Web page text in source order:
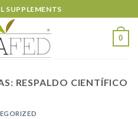
SUPPLEMENTS
0
RESPALDO CIENTÍFICO